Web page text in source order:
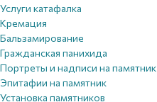
Услуги катафалка
Кремация
Бальзамирование
Гражданская панихида
Портреты и надписи на памятник
Эпитафии на памятник
Установка памятников